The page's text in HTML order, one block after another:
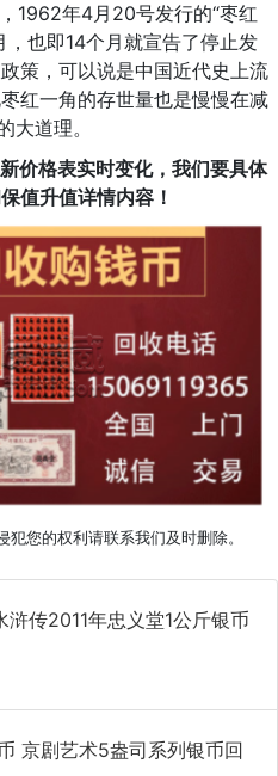
年4月20号发行的“枣红
也即14个月就宣告了停止发
策，可以说是中国近代史上流
红一角的存世量也是慢慢在减
大道理。
价格表实时变化，我们要具体
值升值详情内容！
您的权利请联系我们及时删除。
传2011年忠义堂1公斤银币
京剧艺术5盎司系列银币回